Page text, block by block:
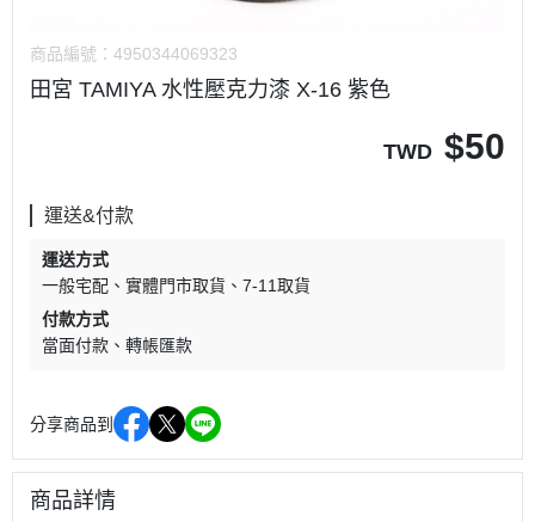
商品編號： 4950344069323
田宮 TAMIYA 水性壓克力漆 X-16 紫色
TWD $50
運送&付款
運送方式
一般宅配
實體門市取貨
7-11取貨
付款方式
當面付款
轉帳匯款
分享商品到
商品詳情